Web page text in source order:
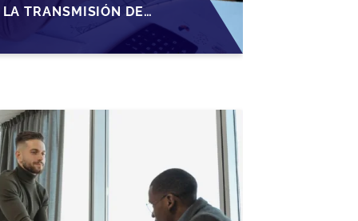
LA TRANSMISIÓN DE
PYMES ESPAÑOLAS:
ADAPTACIONES
2026